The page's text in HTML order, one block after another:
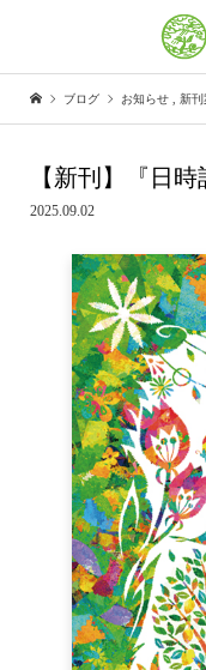
ブログ お知らせ 新刊
【新刊】『日
2025.09.02